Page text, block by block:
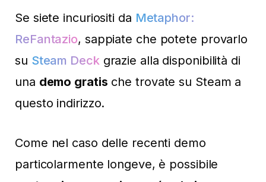
Se siete incuriositi da Metaphor:
ReFantazio, sappiate che potete provarlo
su Steam Deckgrazie alla disponibilità di
una demo gratis che trovate su Steam a
questo indirizzo.
Come nel caso delle recenti demo
particolarmente longeve, è possibile